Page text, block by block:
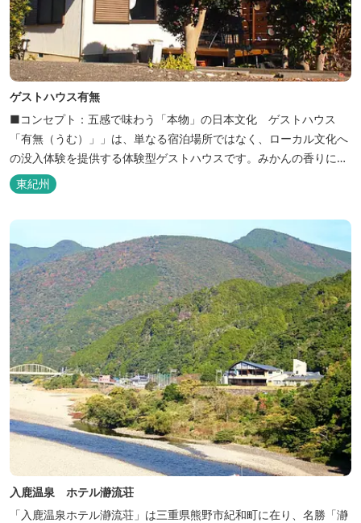
ゲストハウス有無
■コンセプト：五感で味わう「本物」の日本文化 ゲストハウス
「有無（うむ）」」は、単なる宿泊場所ではなく、ローカル文化へ
の没入体験を提供する体験型ゲストハウスです。みかんの香りに包
まれ、歴史ある世界遺産を巡り、日本の原風景に触れる。「本物」
の日本文化を巡る冒険がここから始まります。 「年中みかんのとれ
るまち」にある当館は、ご宿泊のお客様にその時期に採れた旬の
「ウエルカムみかん」や無農薬野菜の...
東紀州
入鹿温泉 ホテル瀞流荘
「入鹿温泉ホテル瀞流荘」は三重県熊野市紀和町に在り、名勝「瀞